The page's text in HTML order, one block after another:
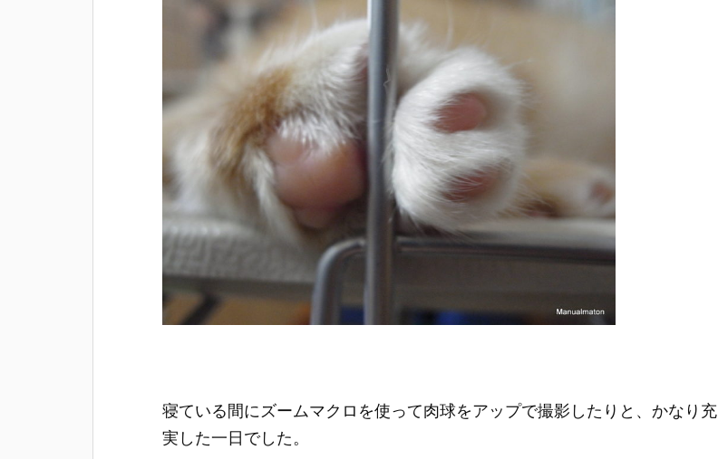
寝ている間にズームマクロを使って肉球をアップで撮影したりと、かなり充
実した一日でした。